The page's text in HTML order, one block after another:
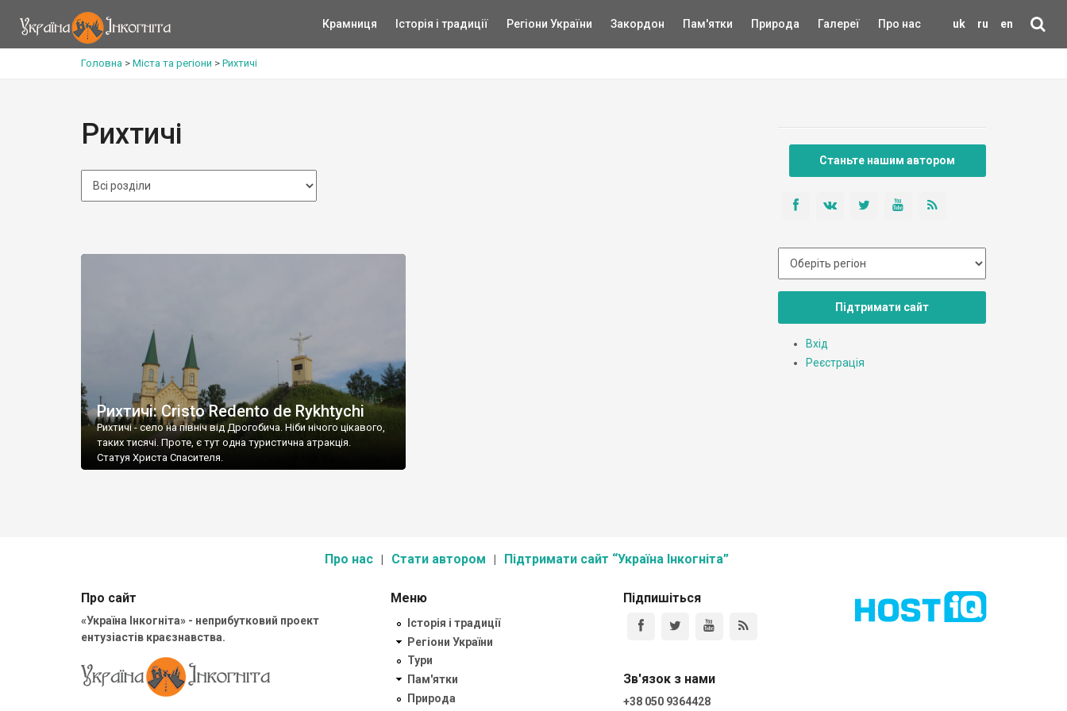
uk ru en
Крамниця Історія і традиції Регіони України Закордон Пам'ятки Природа Галереї Про нас
Головна > Міста та регіони > Рихтичі
Рихтичі
Рихтичі: Cristo Redento de Rykhtychi
Рихтичі - село на північ від Дрогобича. Ніби нічого цікавого,
таких тисячі. Проте, є тут одна туристична атракція.
Статуя Христа Спасителя.
Станьте нашим автором
Підтримати сайт
Вхід
Реєстрація
Про нас Стати автором Підтримати сайт “Україна Інкогніта”
Про сайт
«Україна Інкогніта» - неприбутковий проект
ентузіастів краєзнавства.
Меню
Історія і традиції
Регіони України
Тури
Пам'ятки
Природа
Підпишіться
Зв'язок з нами
+38 050 9364428